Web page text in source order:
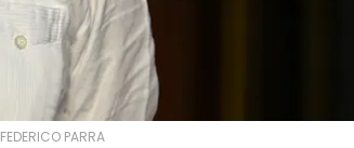
FEDERICO PARRA